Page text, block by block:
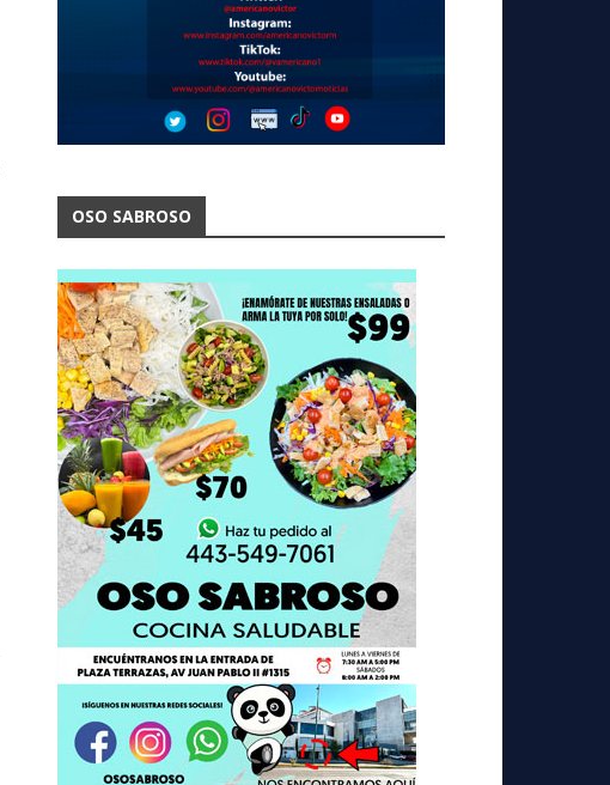
OSO SABROSO